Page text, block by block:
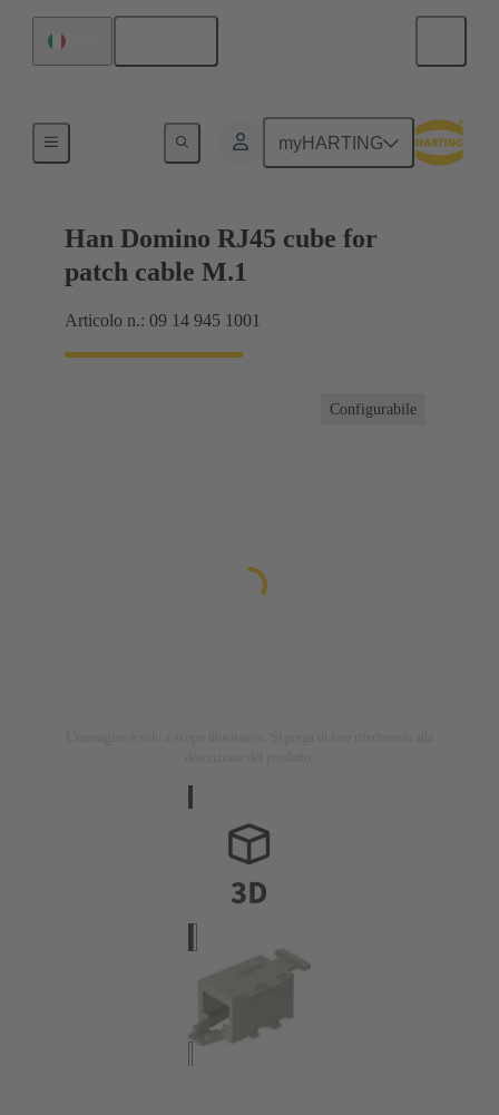
myHARTING
Trasmissione dati
Han Domino RJ45 cube for
patch cable M.1
Articolo n.: 09 14 945 1001
Configurabile